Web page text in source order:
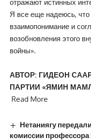
отражают истинных
Я все еще надеюсь, что
взаимопонимание и
возобновления этого
войны».
АВТОР: ГИДЕОН
ПАРТИИ «ЯМИН
Read More
Нетаниягу
комиссии профессора